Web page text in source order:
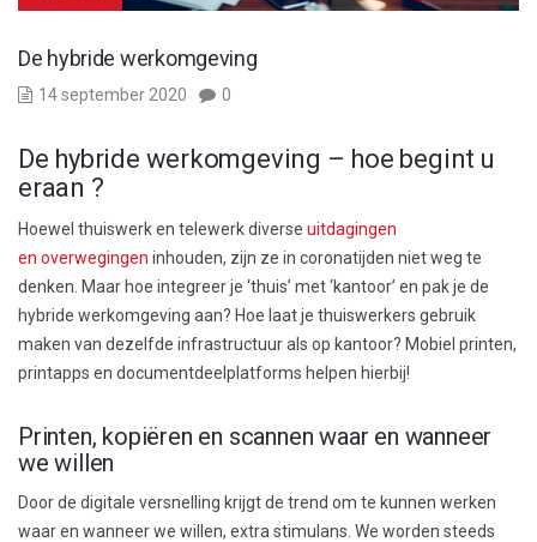
De hybride werkomgeving
14 september 2020 0
De hybride werkomgeving – hoe begint u
eraan ?
Hoewel thuiswerken telewerkdiverse uitdagingen
en overwegingen inhouden, zijn ze in coronatijden nietweg te
denken. Maar hoe integreer je ‘thuis’ met ‘kantoor’ en pak je de
hybride werkomgeving aan? Hoe laatje thuiswerkers gebruik
maken van dezelfde infrastructuur als op kantoor? Mobiel printen,
printapps en documentdeelplatforms helpen hierbij!
Printen, kopiëren en scannen waar en wanneer
we willen
Door de digitale versnelling krijgt de trend om te kunnen werken
waar en wanneer we willen, extra stimulans We worden steeds